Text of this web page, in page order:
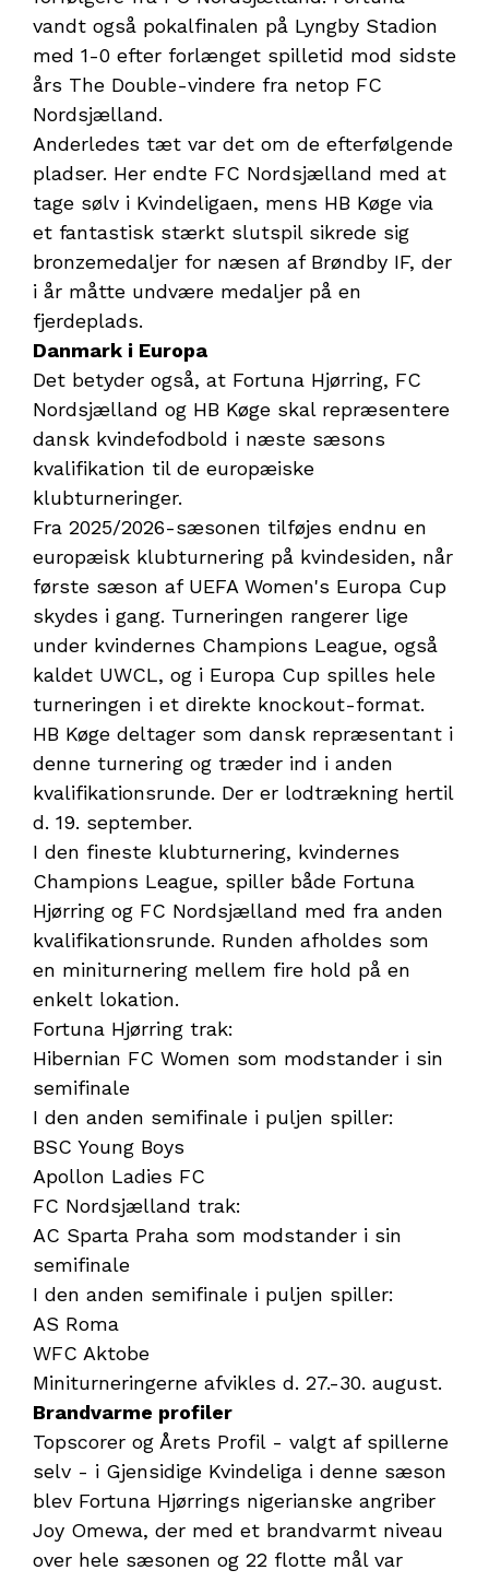
vandt også pokalfinalen på Lyngby Stadion
med 1-0 efter forlænget spilletid mod sidste
års The Double-vindere fra netop FC
Nordsjælland.
Anderledes tæt var det om de efterfølgende
pladser. Her endte FC Nordsjælland med at
tage sølv i Kvindeligaen, mens HB Køge via
et fantastisk stærkt slutspil sikrede sig
bronzemedaljer for næsen af Brøndby IF, der
i år måtte undvære medaljer på en
fjerdeplads.
Danmark i Europa
Det betyder også, at Fortuna Hjørring, FC
Nordsjælland og HB Køge skal repræsentere
dansk kvindefodbold i næste sæsons
kvalifikation til de europæiske
klubturneringer.
Fra 2025/2026-sæsonen tilføjes endnu en
europæisk klubturnering på kvindesiden, når
første sæson af UEFA Women's Europa Cup
skydes i gang. Turneringen rangerer lige
under kvindernes Champions League, også
kaldet UWCL, og i Europa Cup spilles hele
turneringen i et direkte knockout-format.
HB Køge deltager som dansk repræsentant i
denne turnering og træder ind i anden
kvalifikationsrunde. Der er lodtrækning hertil
d. 19. september.
I den fineste klubturnering, kvindernes
Champions League, spiller både Fortuna
Hjørring og FC Nordsjælland med fra anden
kvalifikationsrunde. Runden afholdes som
en miniturnering mellem fire hold på en
enkelt lokation.
Fortuna Hjørring trak:
Hibernian FC Women som modstander i sin
semifinale
I den anden semifinale i puljen spiller:
BSC Young Boys
Apollon Ladies FC
FC Nordsjælland trak:
AC Sparta Praha som modstander i sin
semifinale
I den anden semifinale i puljen spiller:
AS Roma
WFC Aktobe
Miniturneringerne afvikles d. 27.-30. august.
Brandvarme profiler
Topscorer og Årets Profil - valgt af spillerne
selv - i Gjensidige Kvindeliga i denne sæson
blev Fortuna Hjørrings nigerianske angriber
Joy Omewa, der med et brandvarmt niveau
over hele sæsonen og 22 flotte mål var